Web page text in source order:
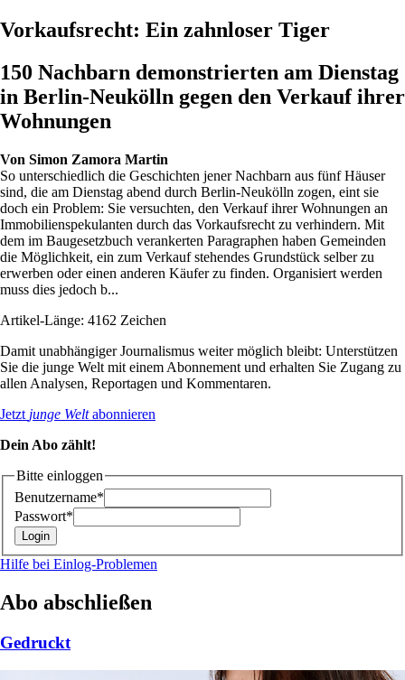
Vorkaufsrecht: Ein zahnloser Tiger
150 Nachbarn demonstrierten am Dienstag
in Berlin-Neukölln gegen den Verkauf ihrer
Wohnungen
Von Simon Zamora Martin
So unterschiedlich die Geschichten jener Nachbarn aus fünf Häuser
sind, die am Dienstag abend durch Berlin-Neukölln zogen, eint sie
doch ein Problem: Sie versuchten, den Verkauf ihrer Wohnungen an
Immobilienspekulanten durch das Vorkaufsrecht zu verhindern. Mit
dem im Baugesetzbuch verankerten Paragraphen haben Gemeinden
die Möglichkeit, ein zum Verkauf stehendes Grundstück selber zu
erwerben oder einen anderen Käufer zu finden. Organisiert werden
muss dies jedoch b...
Artikel-Länge: 4162 Zeichen
Damit unabhängiger Journalismus weiter möglich bleibt: Unterstützen
Sie die junge Welt mit einem Abonnement und erhalten Sie Zugang zu
allen Analysen, Reportagen und Kommentaren.
Jetzt junge Weltabonnieren
Dein Abo zählt!
Bitte einloggen
Benutzername*
Passwort*
Hilfe bei Einlog-Problemen
Abo abschließen
Gedruckt